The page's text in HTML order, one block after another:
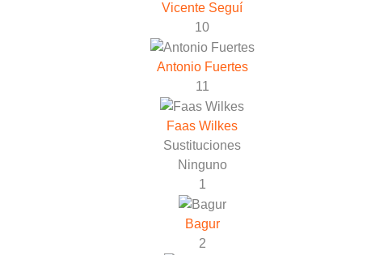
Vicente Seguí
10
Antonio Fuertes
11
Faas Wilkes
Sustituciones
Ninguno
1
Bagur
2